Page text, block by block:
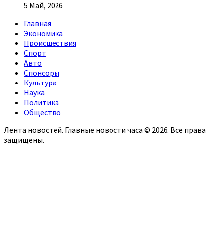
5 Май, 2026
Главная
Экономика
Происшествия
Спорт
Авто
Спонсоры
Культура
Наука
Политика
Общество
Лента новостей. Главные новости часа © 2026. Все права
защищены.